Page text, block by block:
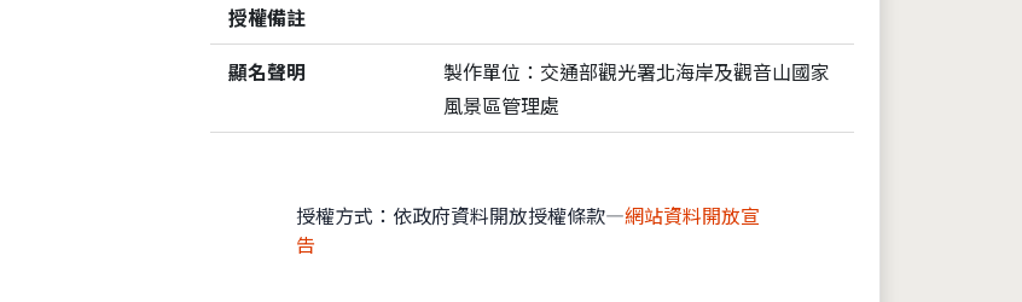
授權備註
顯名聲明
製作單位：交通部觀光署北海岸及觀音山國家
風景區管理處
授權方式：依政府資料開放授權條款—網站資料開放宣
告